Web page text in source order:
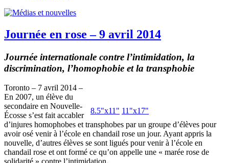
Journée en rose – 9 avril 2014
Journée internationale contre l’intimidation, la
discrimination, l’homophobie et la transphobie
8.5"x11" 11"x17"
Toronto – 7 avril 2014 –
En 2007, un élève du
secondaire en Nouvelle-
Écosse s’est fait accabler
d’injures homophobes et transphobes par un groupe d’élèves pour
avoir osé venir à l’école en chandail rose un jour. Ayant appris la
nouvelle, d’autres élèves se sont ligués pour venir à l’école en
chandail rose et ont formé ce qu’on appelle une « marée rose de